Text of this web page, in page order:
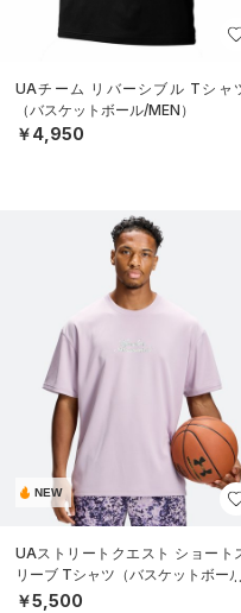
UAチーム リバーシブル Tシャ
（バスケットボール/MEN）
￥4,950
NEW
UAストリートクエスト ショート
リーブ Tシャツ（バスケットボール/
MEN）
￥5,500